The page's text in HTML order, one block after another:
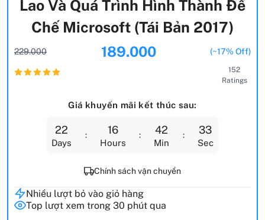
Lao Và Quá Trình Hình Thành Đế
Chế Microsoft (Tái Bản 2017)
229.000 189.000 (~17% Off)
152
Ratings
Giá khuyến mãi kết thúc sau:
22
Days
16
Hours
42
Min
32
Sec
Chính sách vận chuyển
Nhiều lượt bỏ vào giỏ hàng
Top lượt xem trong 30 phút qua